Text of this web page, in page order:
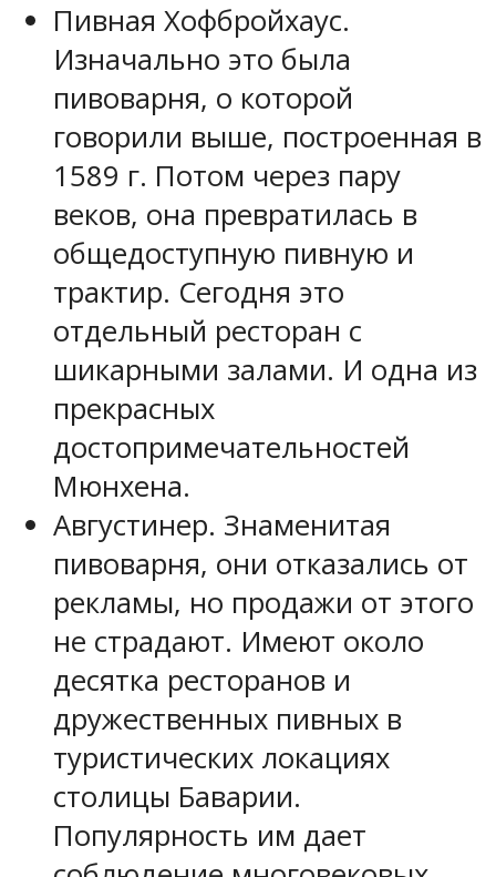
Пивная Хофбройхаус.
Изначально это была
пивоварня, о которой
говорили выше, построенная в
1589 г. Потом через пару
веков, она превратилась в
общедоступную пивную и
трактир. Сегодня это
отдельный ресторан с
шикарными залами. И одна из
прекрасных
достопримечательностей
Мюнхена.
Августинер. Знаменитая
пивоварня, они отказались от
рекламы, но продажи от этого
не страдают. Имеют около
десятка ресторанов и
дружественных пивных в
туристических локациях
столицы Баварии.
Популярность им дает